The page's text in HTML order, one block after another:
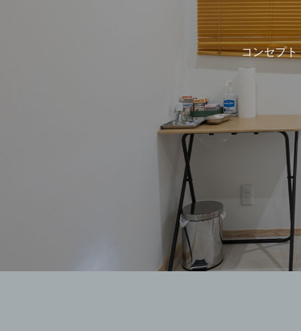
コンセプト